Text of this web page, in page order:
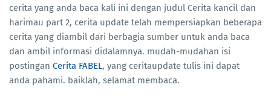
cerita yang anda baca kali ini dengan judul Cerita kancil dan
harimau part 2, cerita update telah mempersiapkan beberapa
cerita yang diambil dari berbagia sumber untuk anda baca
dan ambil informasi didalamnya. mudah-mudahan isi
postingan Cerita FABEL, yang ceritaupdate tulis ini dapat
anda pahami. baiklah, selamat membaca.